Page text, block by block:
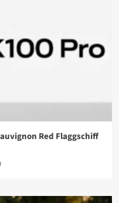
Red Flaggschiff